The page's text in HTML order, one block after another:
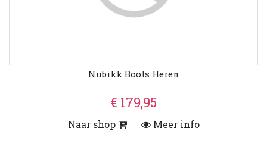
Nubikk Boots Heren
€ 179,95
Naar shop Meer info